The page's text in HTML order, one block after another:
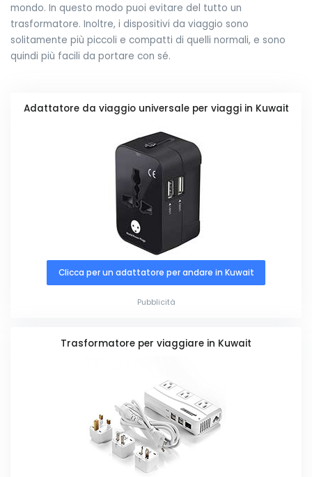
mondo. In questo modo puoi evitare del tutto un
trasformatore. Inoltre, i dispositivi da viaggio sono
solitamente più piccoli e compatti di quelli normali, e sono
quindi più facili da portare con sé.
Adattatore da viaggio universale per viaggi in Kuwait
Clicca per un adattatore per andare in Kuwait
Pubblicità
Trasformatore per viaggiare in Kuwait